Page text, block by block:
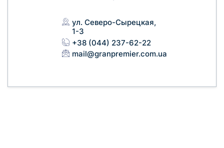
ул. Северо-Сырецкая,
1-3
+38 (044) 237-62-22
mail@granpremier.com.ua